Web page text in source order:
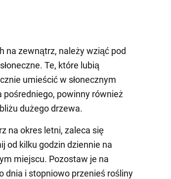
na zewnątrz, należy wziąć pod
Te, które lubią
umieścić w słonecznym
pośredniego, powinny również
dużego drzewa.
na okres letni, zaleca się
od kilku godzin dziennie na
miejscu. Pozostaw je na
dnia i stopniowo przenieś rośliny